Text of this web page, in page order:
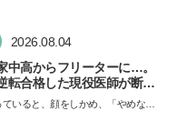
2026.08.04
中高からフリーターに…。
転合格した現役医師が断言
験勉強に役立った」そう考
いると、顔をしかめ、「やめなさ